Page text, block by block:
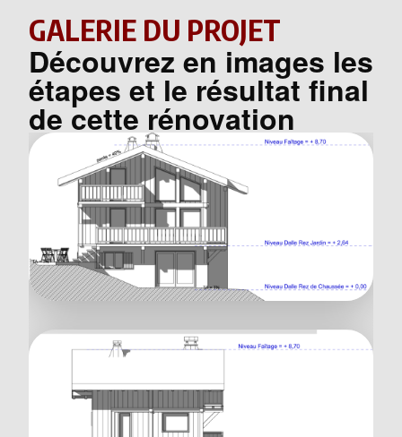
GALERIE DU PROJET
Découvrez en images les
étapes et le résultat final
de cette rénovation